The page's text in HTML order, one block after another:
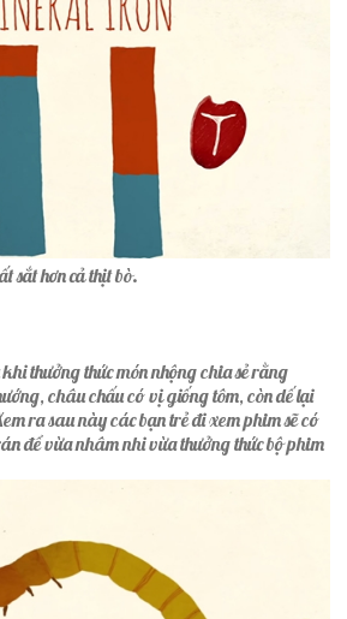
sắt hơn cả thịt bò.
thưởng thức món nhộng chia sẻ rằng
châu chấu có vị giống tôm, còn dế lại
ra sau này các bạn trẻ đi xem phim sẽ có
để vừa nhâm nhi vừa thưởng thức bộ phim